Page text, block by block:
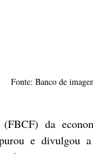
Fonte: Banco de
da
e divulgou